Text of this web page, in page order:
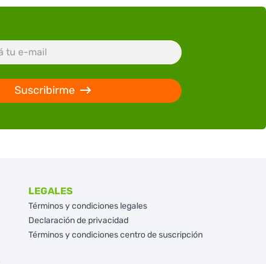
Suscribirme
LEGALES
Términos y condiciones legales
Declaración de privacidad
Términos y condiciones centro de suscripción